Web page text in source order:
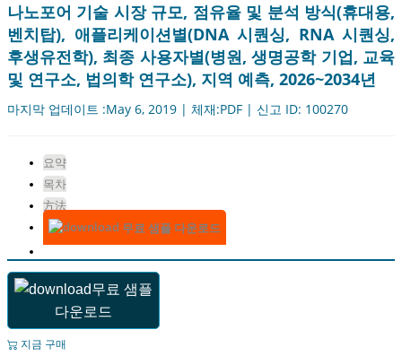
나노포어 기술 시장 규모, 점유율 및 분석 방식(휴대용,
벤치탑), 애플리케이션별(DNA 시퀀싱, RNA 시퀀싱,
후생유전학), 최종 사용자별(병원, 생명공학 기업, 교육
및 연구소, 법의학 연구소), 지역 예측, 2026~2034년
마지막 업데이트 :May 6, 2019 | 체재:PDF | 신고 ID: 100270
요약
목차
方法
무료 샘플 다운로드
무료 샘플
다운로드
지금 구매